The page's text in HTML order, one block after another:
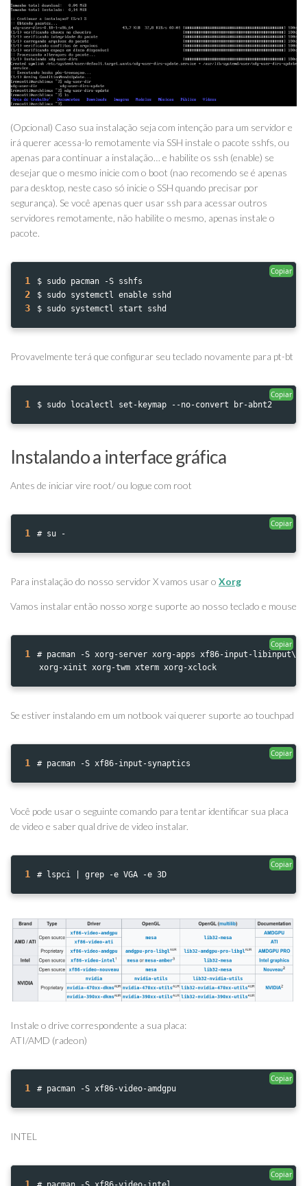
(Opcional) Caso sua instalação seja com intenção para um servidor e
irá querer acessa-lo remotamente via SSH instale o pacote sshfs, ou
apenas para continuar a instalação… e habilite os ssh (enable) se
desejar que o mesmo inicie com o boot (nao recomendo se é apenas
para desktop, neste caso só inicie o SSH quando precisar por
segurança). Se você apenas quer usar ssh para acessar outros
servidores remotamente, não habilite o mesmo, apenas instale o
pacote.
1 $ sudo pacman -S sshfs
2 $ sudo systemctl enable sshd
3 $ sudo systemctl start sshd
Copiar
Provavelmente terá que configurar seu teclado novamente para pt-bt
1 $ sudo localectl set-keymap --no-convert br-abnt2
Copiar
Instalando a interface gráfica
Antes de iniciar vire root/ ou logue com root
1 # su -
Copiar
Para instalação do nosso servidor X vamos usar o Xorg
Vamos instalar então nosso xorg e suporte ao nosso teclado e mouse
1
# pacman -S xorg-server xorg-apps xf86-input-libinput\
   xorg-xinit xorg-twm xterm xorg-xclock
Copiar
Se estiver instalando em um notbook vai querer suporte ao touchpad
1 # pacman -S xf86-input-synaptics
Copiar
Você pode usar o seguinte comando para tentar identificar sua placa
de video e saber qual drive de video instalar.
1 # lspci | grep -e VGA -e 3D
Copiar
Instale o drive correspondente a sua placa:
ATI/AMD (radeon)
1 # pacman -S xf86-video-amdgpu
Copiar
INTEL
Copiar